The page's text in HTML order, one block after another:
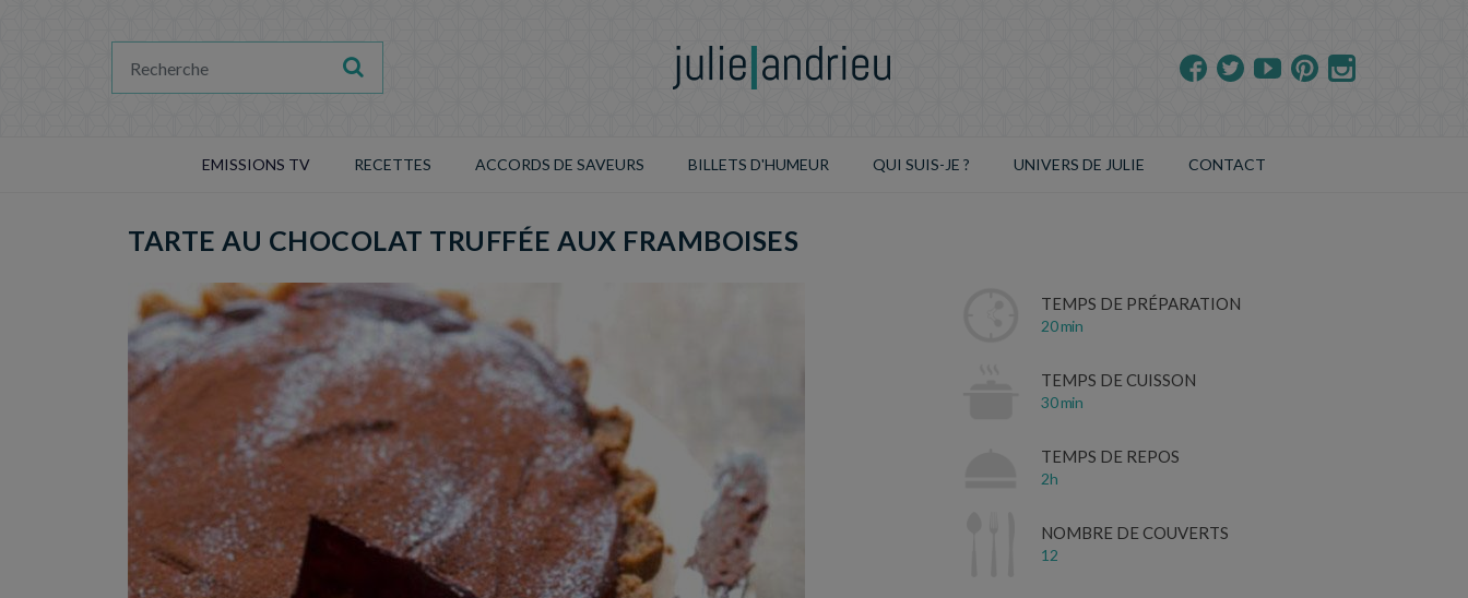
EMISSIONS TV RECETTES ACCORDS DE SAVEURS BILLETS D'HUMEUR QUI SUIS-JE ? UNIVERS DE JULIE CONTACT
TARTE AU CHOCOLAT TRUFFÉE AUX FRAMBOISES
TEMPS DE PRÉPARATION
20 min
TEMPS DE CUISSON
30 min
TEMPS DE REPOS
2h
NOMBRE DE COUVERTS
12